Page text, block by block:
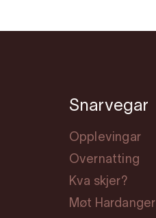
Snarvegar
Opplevingar
Overnatting
Kva skjer?
Møt Hardanger